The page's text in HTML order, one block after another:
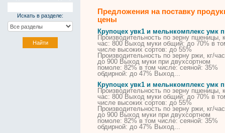
Искать в разделе:
Предложения на поставку
цены
Крупоцех увк1 и мельнкомплекс умк
Производительность по зерну пшеницы,
час: 800 Выход муки общий: до 70% в
числе высокихсортов: до 55%
Производительность по зерну ржи, кг/
до 900 Выход муки при двухсортном
помоле: 82% в том числе: сеяной: 35%
обдирной: до 47% Выход...
Крупоцех увк1 и мельнкомплекс умк
Производительность по зерну пшеницы,
час: 800 Выход муки общий: до 70% в
числе высокихсортов: до 55%
Производительность по зерну ржи, кг/
до 900 Выход муки при двухсортном
помоле: 82% в том числе: сеяной: 35%
обдирной: до 47% Выход...